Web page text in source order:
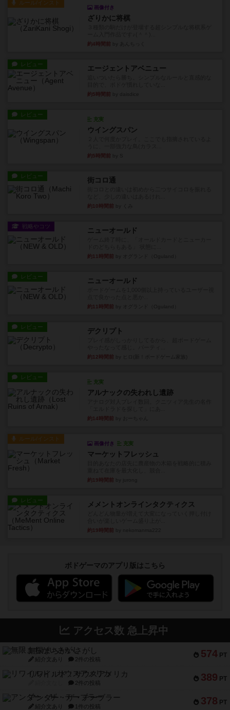
ルール/インスト
画像付き
ざりかに将棋
約4時間前
レビュー エージェントアベニュー
約5時間前
レビュー
充実
ウイングスパン
約5時間前
レビュー 街コロ通
約10時間前
戦略やコツ ニューオールド
約11時間前
レビュー ニューオールド
約11時間前
レビュー デクリプト
約12時間前
レビュー
充実
アルナックの失われし遺跡
約14時間前
ルール/インスト
画像付き 充実
マーケットフレッシュ
約19時間前
レビュー メメントオンラインタクティクス
約19時間前
ボドゲーマのアプリ版はこちら
アクセス数 急上昇中
574 PT
無限まちがいさがし
紹介文あり 2件の投稿
389 PT
リワイルド：サウスアメリカ
2件の投稿
378 PT
アンダー・ザ・テーブラー
紹介文あり 1件の投稿